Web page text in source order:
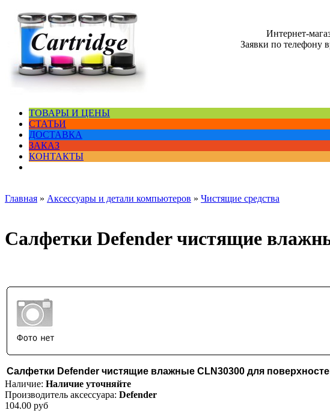
Интернет-
Заявки по телефону
ТОВАРЫ И ЦЕНЫ
СТАТЬИ
ДОСТАВКА
ЗАКАЗ
КОНТАКТЫ
Главная » Аксессуары и детали компьютеров » Чистящие средства
Салфетки Defender чистящие
Салфетки Defender чистящие влажные CLN30300 для
Наличие: Наличие уточняйте
Производитель аксессуара: Defender
104.00 руб